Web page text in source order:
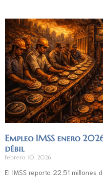
Empleo IMSS enero
débil
febrero 10, 2026
El IMSS reporta 22.51 millones